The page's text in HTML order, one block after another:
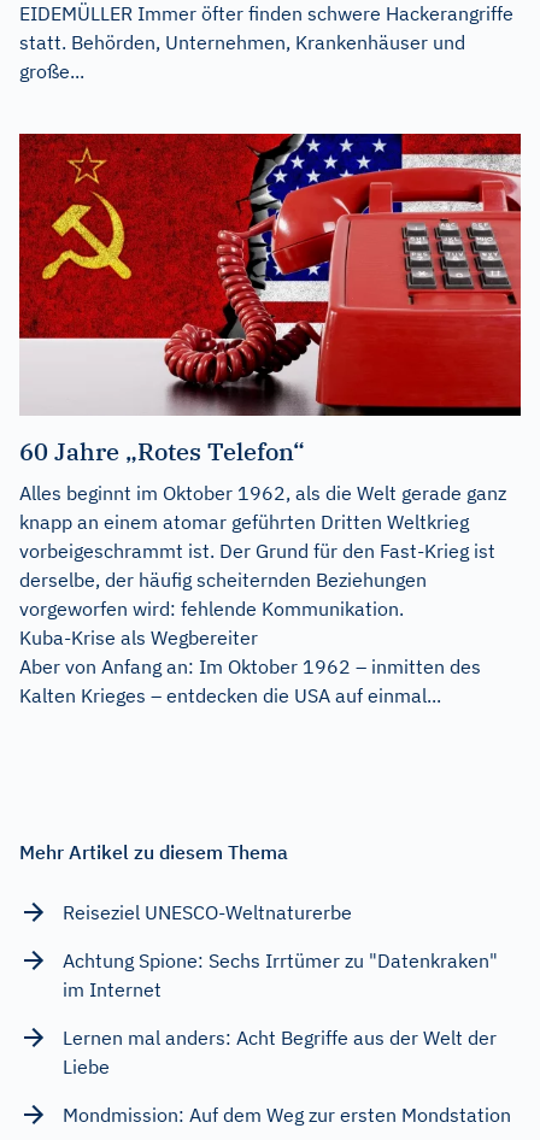
EIDEMÜLLER Immer öfter finden schwere Hackerangriffe
statt. Behörden, Unternehmen, Krankenhäuser und
große...
60 Jahre „Rotes Telefon“
Alles beginnt im Oktober 1962, als die Welt gerade ganz
knapp an einem atomar geführten Dritten Weltkrieg
vorbeigeschrammt ist. Der Grund für den Fast-Krieg ist
derselbe, der häufig scheiternden Beziehungen
vorgeworfen wird: fehlende Kommunikation.
Kuba-Krise als Wegbereiter
Aber von Anfang an: Im Oktober 1962 – inmitten des
Kalten Krieges – entdecken die USA auf einmal...
Mehr Artikel zu diesem Thema
Reiseziel UNESCO-Weltnaturerbe
Achtung Spione: Sechs Irrtümer zu "Datenkraken"
im Internet
Lernen mal anders: Acht Begriffe aus der Welt der
Liebe
Mondmission: Auf dem Weg zur ersten Mondstation